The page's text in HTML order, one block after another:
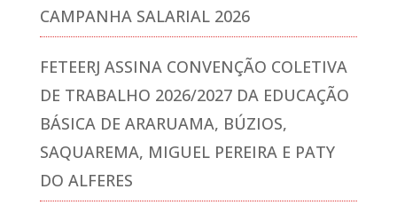
CAMPANHA SALARIAL 2026
FETEERJ ASSINA CONVENÇÃO COLETIVA
DE TRABALHO 2026/2027 DA EDUCAÇÃO
BÁSICA DE ARARUAMA, BÚZIOS,
SAQUAREMA, MIGUEL PEREIRA E PATY
DO ALFERES